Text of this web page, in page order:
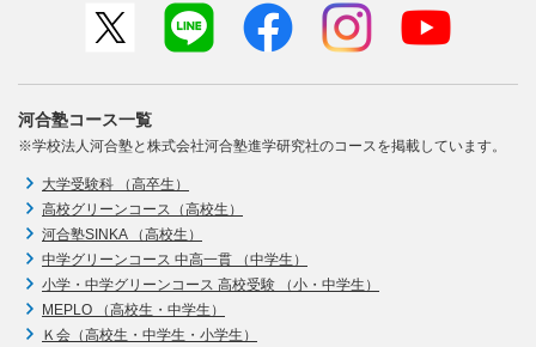
河合塾コース一覧
※学校法人河合塾と株式会社河合塾進学研究社のコースを掲載しています。
大学受験科 （高卒生）
高校グリーンコース（高校生）
河合塾SINKA （高校生）
中学グリーンコース 中高一貫 （中学生）
小学・中学グリーンコース 高校受験 （小・中学生）
MEPLO （高校生・中学生）
Ｋ会（高校生・中学生・小学生）